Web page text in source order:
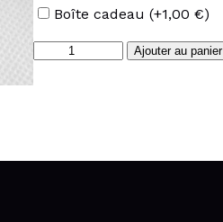
Options
Boîte cadeau (+1,00 €)
quantité
Ajouter au panier